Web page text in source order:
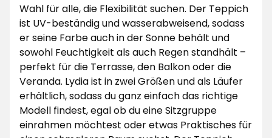
Wahl für alle, die Flexibilität suchen. Der Teppich
ist UV-beständig und wasserabweisend, sodass
er seine Farbe auch in der Sonne behält und
sowohl Feuchtigkeit als auch Regen standhält –
perfekt für die Terrasse, den Balkon oder die
Veranda. Lydia ist in zwei Größen und als Läufer
erhältlich, sodass du ganz einfach das richtige
Modell findest, egal ob du eine Sitzgruppe
einrahmen möchtest oder etwas Praktisches für